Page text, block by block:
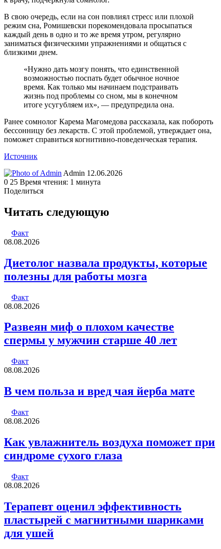
В свою очередь, если на сон повлиял стресс или плохой
режим сна, Ромишевски порекомендовала просыпаться
каждый день в одно и то же время утром, регулярно
заниматься физическими упражнениями и общаться с
близкими днем.
«Нужно дать мозгу понять, что единственной
возможностью поспать будет обычное ночное
время. Как только мы начинаем подстраивать
жизнь под проблемы со сном, мы в конечном
итоге усугубляем их», — предупредила она.
Ранее сомнолог Карема Магомедова рассказала, как побороть
бессонницу без лекарств. С этой проблемой, утверждает она,
поможет справиться когнитивно-поведенческая терапия.
Источник
Admin Send
an
12.06.2026
0 25 Время чтения: 1 минута
Поделиться
через
электронную
Читать следующую
Факт
08.08.2026
Диетолог назвала продукты, которые
полезны для работы мозга
Факт
08.08.2026
Развеян миф о плохом качестве
спермы у мужчин старше 40 лет
Факт
08.08.2026
В чем польза и вред чая йерба мате
Факт
08.08.2026
Как увлажнитель воздуха поможет при
синдроме сухого глаза
Факт
08.08.2026
Терапевт оценил эффективность
пластырей с магнитными шариками
для ушей